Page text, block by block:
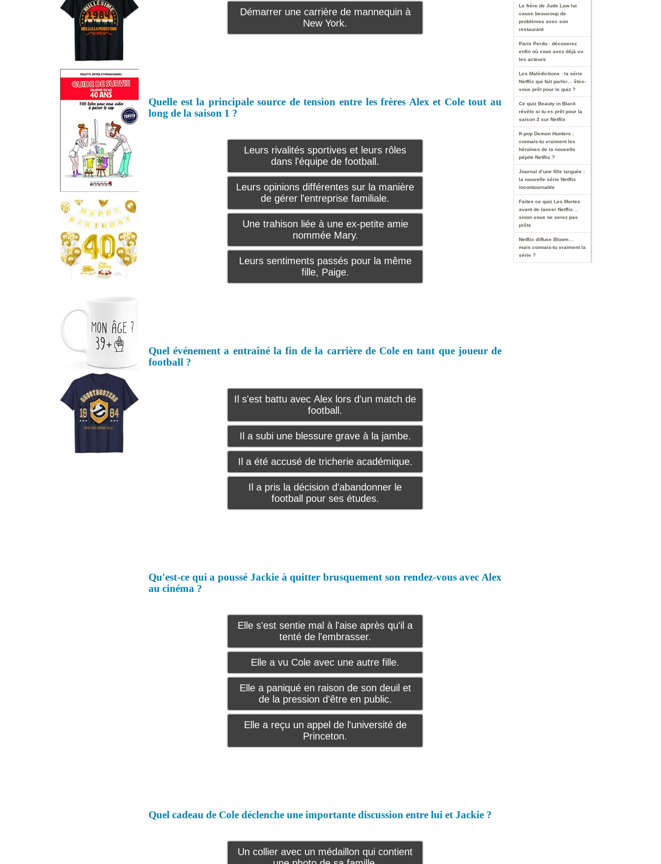
Démarrer une carrière de mannequin à
New York.
Quelle est la principale source de tension entre les frères Alex et Cole tout au
long de la saison 1 ?
Leurs rivalités sportives et leurs rôles
dans l'équipe de football.
Leurs opinions différentes sur la manière
de gérer l'entreprise familiale.
Une trahison liée à une ex-petite amie
nommée Mary.
Leurs sentiments passés pour la même
fille, Paige.
Quel événement a entraîné la fin de la carrière de Cole en tant que joueur de
football ?
Il s'est battu avec Alex lors d'un match de
football.
Il a subi une blessure grave à la jambe.
Il a été accusé de tricherie académique.
Il a pris la décision d'abandonner le
football pour ses études.
Qu'est-ce qui a poussé Jackie à quitter brusquement son rendez-vous avec Alex
au cinéma ?
Elle s'est sentie mal à l'aise après qu'il a
tenté de l'embrasser.
Elle a vu Cole avec une autre fille.
Elle a paniqué en raison de son deuil et
de la pression d'être en public.
Elle a reçu un appel de l'université de
Princeton.
Quel cadeau de Cole déclenche une importante discussion entre lui et Jackie ?
Un collier avec un médaillon qui contient
Le frère de Jude Law lui
cause beaucoup de
problèmes avec son
restaurant
Paris Perdu : découvrez
enfin où vous avez déjà vu
les acteurs
Les Malédictions : la série
Netflix qui fait parler… êtes-
vous prêt pour le quiz ?
Ce quiz Beauty in Black
révèle si tu es prêt pour la
saison 2 sur Netflix
K-pop Demon Hunters :
connais-tu vraiment les
héroïnes de la nouvelle
pépite Netflix ?
Journal d’une fille larguée :
la nouvelle série Netflix
incontournable
Faites ce quiz Les Mortes
avant de lancer Netflix…
sinon vous ne serez pas
prêts
Netflix diffuse Bloom…
mais connais-tu vraiment la
série ?